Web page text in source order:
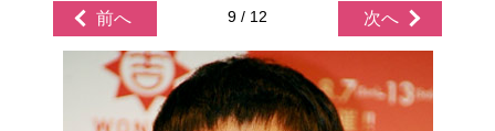
前へ 9 / 12 次へ